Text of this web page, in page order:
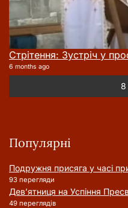
Стрітення: Зустріч у
6 months ago
8
Популярні
Подружня присягa у часі
93 перегляди
Дев’ятниця на Успіння
49 переглядів